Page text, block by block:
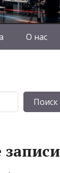
О нас
Поиск
записи